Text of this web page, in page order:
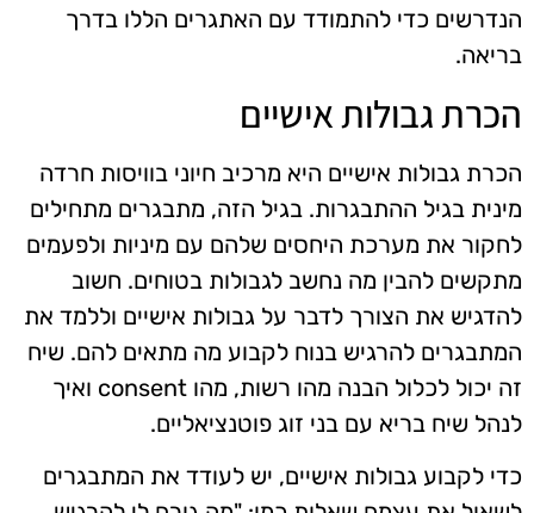
הנדרשים כדי להתמודד עם האתגרים הללו בדרך
בריאה.
הכרת גבולות אישיים
הכרת גבולות אישיים היא מרכיב חיוני בוויסות חרדה
מינית בגיל ההתבגרות. בגיל הזה, מתבגרים מתחילים
לחקור את מערכת היחסים שלהם עם מיניות ולפעמים
מתקשים להבין מה נחשב לגבולות בטוחים. חשוב
להדגיש את הצורך לדבר על גבולות אישיים וללמד את
המתבגרים להרגיש בנוח לקבוע מה מתאים להם. שיח
זה יכול לכלול הבנה מהו רשות, מהו consent ואיך
לנהל שיח בריא עם בני זוג פוטנציאליים.
כדי לקבוע גבולות אישיים, יש לעודד את המתבגרים